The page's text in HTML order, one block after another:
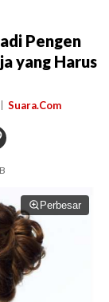
Pengen
yang Harus
Suara.Com
Perbesar